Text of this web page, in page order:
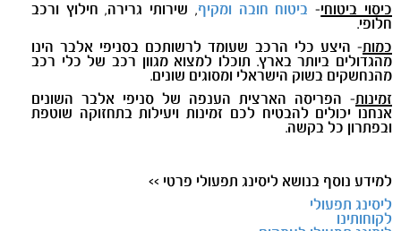
כיסוי ביטוחי- ביטוח חובה ומקיף, שירותי גרירה, חילוץ ורכב
חלופי.
כמות- היצע כלי הרכב שעומד לרשותכם בסניפי אלבר הינו
מהגדולים ביותר בארץ. תוכלו למצוא מגוון רכב של כלי רכב
מהנחשקים בשוק הישראלי ומסוגים שונים.
זמינות- הפריסה הארצית הענפה של סניפי אלבר השונים
אנחנו יכולים להבטיח לכם זמינות ויעילות בתחזוקה שוטפת
ובפתרון כל בקשה.
למידע נוסף בנושא ליסינג תפעולי פרטי >>
ליסינג תפעולי
לקוחותינו